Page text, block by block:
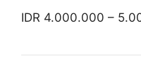
IDR 4.000.000 –